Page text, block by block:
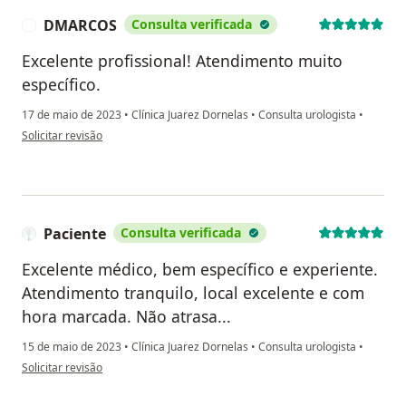
DMARCOS Consulta verificada
Excelente profissional! Atendimento muito
específico.
17 de maio de 2023 • Clínica Juarez Dornelas • Consulta urologista •
na opinião do utilizador DMARCOS
Solicitar revisão
Paciente Consulta verificada
Excelente médico, bem específico e experiente.
Atendimento tranquilo, local excelente e com
hora marcada. Não atrasa...
15 de maio de 2023 • Clínica Juarez Dornelas • Consulta urologista •
na opinião do utilizador Paciente
Solicitar revisão